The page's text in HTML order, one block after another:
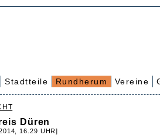
Stadtteile Rundherum Vereine
Düren
16.29 UHR]